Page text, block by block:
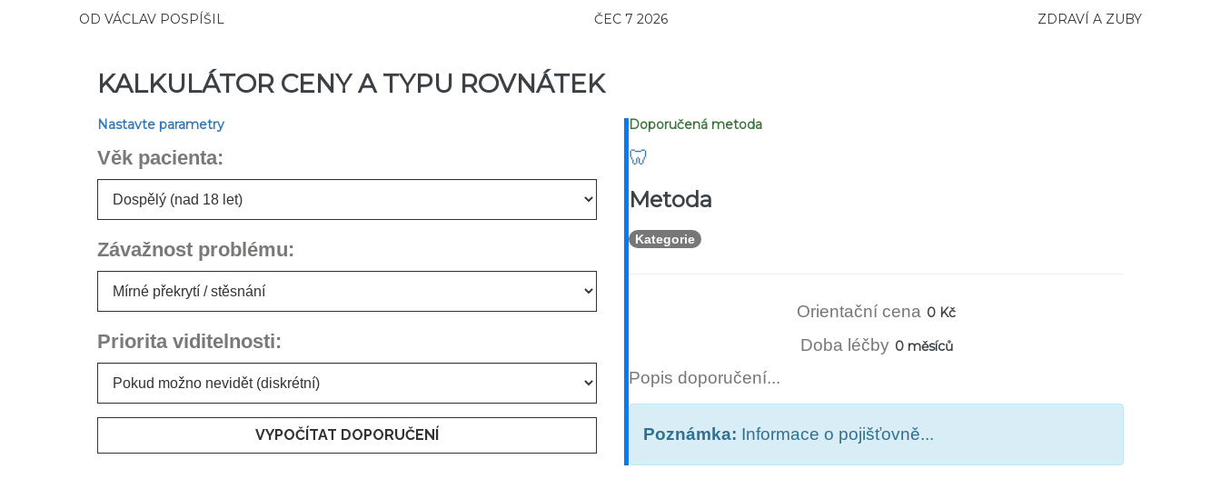
OD VÁCLAV POSPÍŠIL ČEC 7 2026 ZDRAVÍ A ZUBY
KALKULÁTOR CENY A TYPU ROVNÁTEK
Nastavte parametry
Věk pacienta:
Závažnost problému:
Priorita viditelnosti:
VYPOČÍTAT DOPORUČENÍ
Doporučená metoda
🦷
Metoda
Kategorie
Orientační cena 0 Kč
Doba léčby 0 měsíců
Popis doporučení...
Poznámka: Informace o pojišťovně...